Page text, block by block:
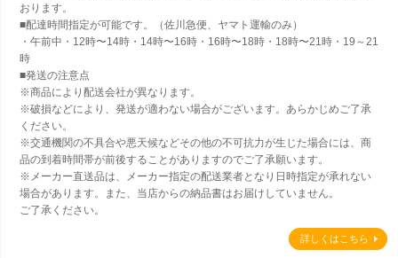
おります。
■配達時間指定が可能です。（佐川急便、ヤマト運輸のみ）
・午前中・12時〜14時・14時〜16時・16時〜18時・18時〜21時・19～21
時
■発送の注意点
※商品により配送会社が異なります。
※破損などにより、発送が適わない場合がございます。あらかじめご了承
ください。
※交通機関の不具合や悪天候などその他の不可抗力が生じた場合には、商
品の到着時間帯が前後することがありますのでご了承願います。
※メーカー直送品は、メーカー指定の配送業者となり日時指定が承れない
場合があります。また、当店からの納品書はお届けしていません。
ご了承ください。
詳しくはこちら